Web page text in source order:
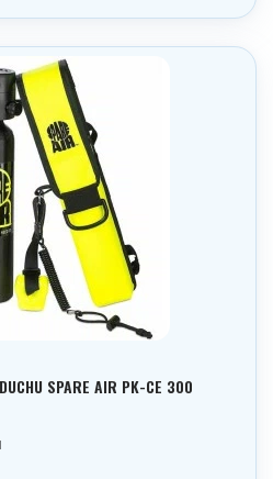
SPARE AIR PK-CE 300